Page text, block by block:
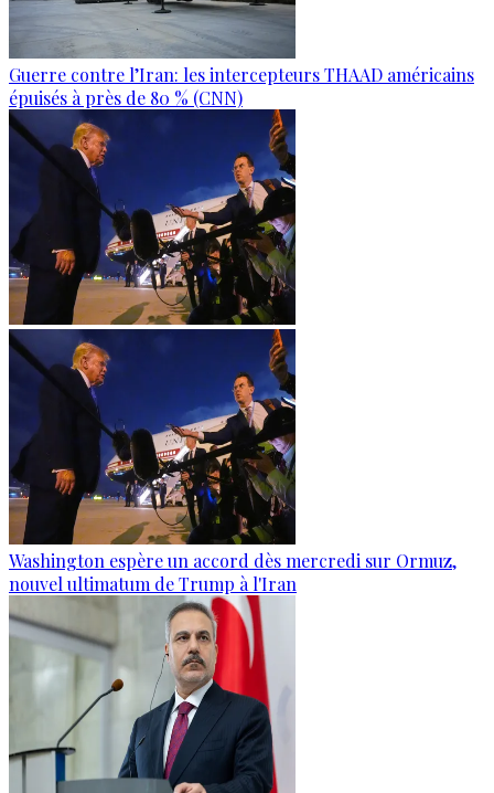
Guerre contre l’Iran: les intercepteurs THAAD américains
épuisés à près de 80 % (CNN)
Washington espère un accord dès mercredi sur Ormuz,
nouvel ultimatum de Trump à l'Iran